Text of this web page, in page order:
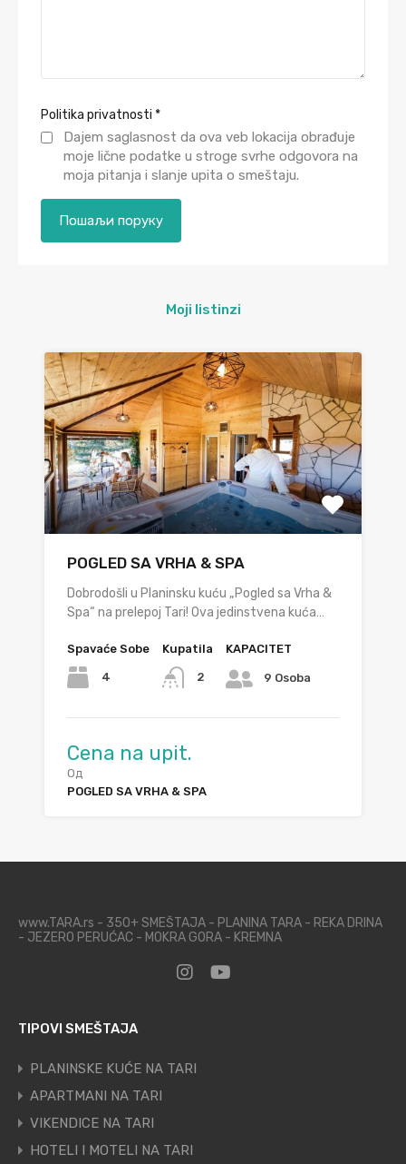
Politika privatnosti *
Dajem saglasnost da ova veb lokacija obrađuje
moje lične podatke u stroge svrhe odgovora na
moja pitanja i slanje upita o smeštaju.
Moji listinzi
POGLED SA VRHA & SPA
Dobrodošli u Planinsku kuću „Pogled sa Vrha &
Spa“ na prelepoj Tari! Ova jedinstvena kuća…
Spavaće Sobe
4
Kupatila
2
KAPACITET
9 Osoba
Cena na upit.
Од
POGLED SA VRHA & SPA
www.TARA.rs - 350+ SMEŠTAJA - PLANINA TARA - REKA DRINA
- JEZERO PERUĆAC - MOKRA GORA - KREMNA
TIPOVI SMEŠTAJA
PLANINSKE KUĆE NA TARI
APARTMANI NA TARI
VIKENDICE NA TARI
HOTELI I MOTELI NA TARI